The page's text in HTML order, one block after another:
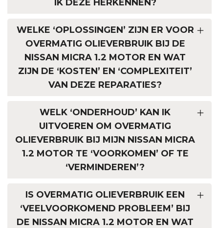
IK DEZE HERKENNEN?
WELKE ‘OPLOSSINGEN’ ZIJN ER VOOR
OVERMATIG OLIEVERBRUIK BIJ DE
NISSAN MICRA 1.2 MOTOR EN WAT
ZIJN DE ‘KOSTEN’ EN ‘COMPLEXITEIT’
VAN DEZE REPARATIES?
WELK ‘ONDERHOUD’ KAN IK
UITVOEREN OM OVERMATIG
OLIEVERBRUIK BIJ MIJN NISSAN MICRA
1.2 MOTOR TE ‘VOORKOMEN’ OF TE
‘VERMINDEREN’?
IS OVERMATIG OLIEVERBRUIK EEN
‘VEELVOORKOMEND PROBLEEM’ BIJ
DE NISSAN MICRA 1.2 MOTOR EN WAT